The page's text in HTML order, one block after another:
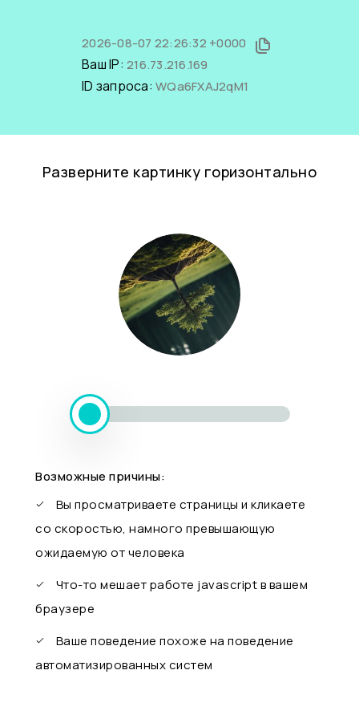
2026-08-07 22:26:32 +0000
Ваш IP: 216.73.216.169
ID запроса: WQa6FXAJ2qM1
Разверните картинку горизонтально
Возможные причины:
Вы просматриваете страницы и кликаете
со скоростью, намного превышающую
ожидаемую от человека
Что-то мешает работе javascript в вашем
браузере
Ваше поведение похоже на поведение
автоматизированных систем